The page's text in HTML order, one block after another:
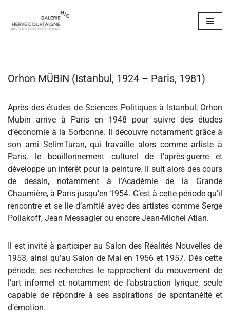
Aller
Orhon MÜBIN (Istanbul, 1924 – Paris, 1981)
Après des études de Sciences Politiques à Istanbul, Orhon
Mubin arrive à Paris en 1948 pour suivre des études
d’économie à la Sorbonne. Il découvre notamment grâce à
son ami SelimTuran, qui travaille alors comme artiste à
Paris, le bouillonnement culturel de l’après-guerre et
développe un intérêt pour la peinture. Il suit alors des cours
de dessin, notamment à l’Académie de la Grande
Chaumière, à Paris jusqu’en 1954. C’est à cette période qu’il
rencontre et se lie d’amitié avec des artistes comme Serge
Poliakoff, Jean Messagier ou encore Jean-Michel Atlan.
Il est invité à participer au Salon des Réalités Nouvelles de
1953, ainsi qu’au Salon de Mai en 1956 et 1957. Dès cette
période, ses recherches le rapprochent du mouvement de
l’art informel et notamment de l’abstraction lyrique, seule
capable de répondre à ses aspirations de spontanéité et
d’émotion.